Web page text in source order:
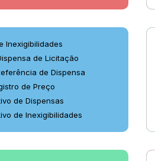
Inexigibilidades
de Licitação
de Dispensa
de Preço
de Dispensas
de Inexigibilidades